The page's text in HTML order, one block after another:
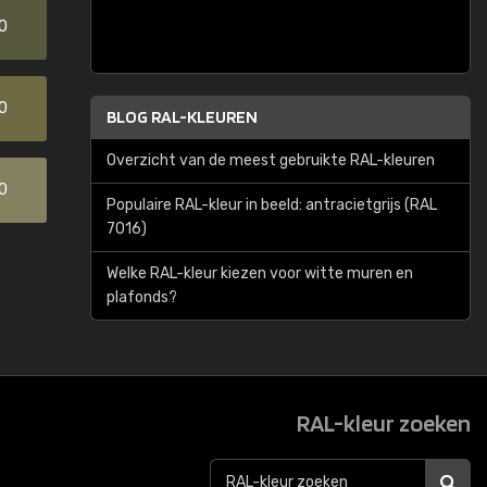
BLOG RAL-KLEUREN
Overzicht van de meest gebruikte RAL-kleuren
Populaire RAL-kleur in beeld: antracietgrijs (RAL
7016)
Welke RAL-kleur kiezen voor witte muren en
plafonds?
RAL-kleur zoeken